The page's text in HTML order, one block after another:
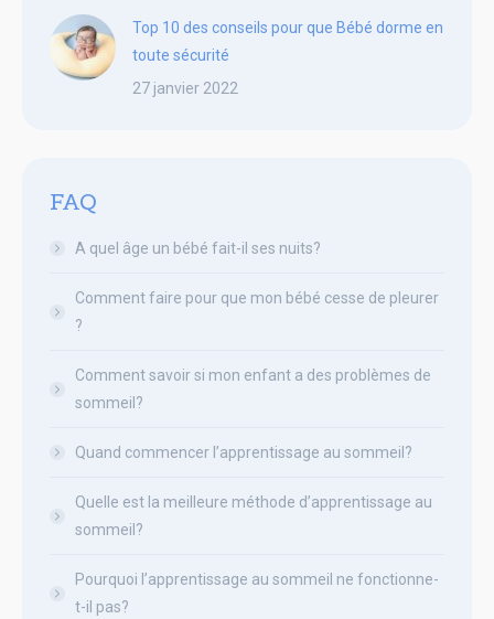
Top 10 des conseils pour que Bébé dorme en
toute sécurité
27 janvier 2022
FAQ
A quel âge un bébé fait-il ses nuits?
Comment faire pour que mon bébé cesse de pleurer
?
Comment savoir si mon enfant a des problèmes de
sommeil?
Quand commencer l’apprentissage au sommeil?
Quelle est la meilleure méthode d’apprentissage au
sommeil?
Pourquoi l’apprentissage au sommeil ne fonctionne-
t-il pas?